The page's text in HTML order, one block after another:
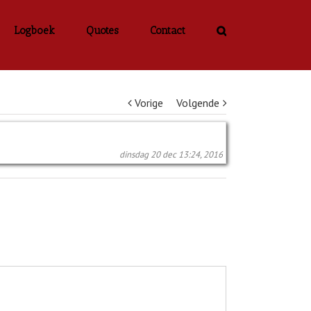
Logboek Quotes Contact
Vorige Volgende
dinsdag 20 dec 13:24, 2016